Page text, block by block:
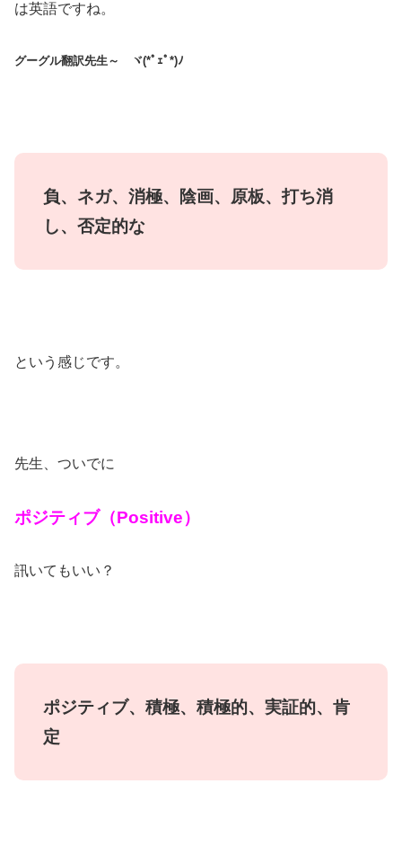
は英語ですね。
グーグル翻訳先生～ ヾ(*ﾟｪﾟ*)ﾉ
負、ネガ、消極、陰画、原板、打ち消
し、否定的な
という感じです。
先生、ついでに
ポジティブ（Positive）
訊いてもいい？
ポジティブ、積極、積極的、実証的、肯
定